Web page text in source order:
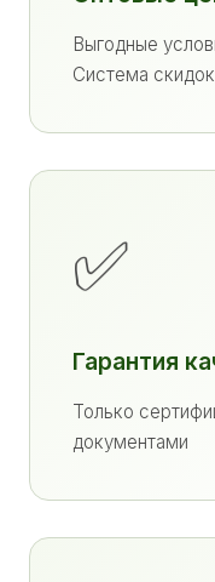
Выгодные
Система скидок
✅
Гарантия
Только
документами